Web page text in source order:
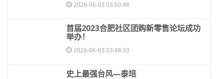
2026-06-03 03:50:48
​首届2023合肥社区团购新零售论坛成功
举办！
2026-06-03 03:48:33
​史上最强台风—泰培